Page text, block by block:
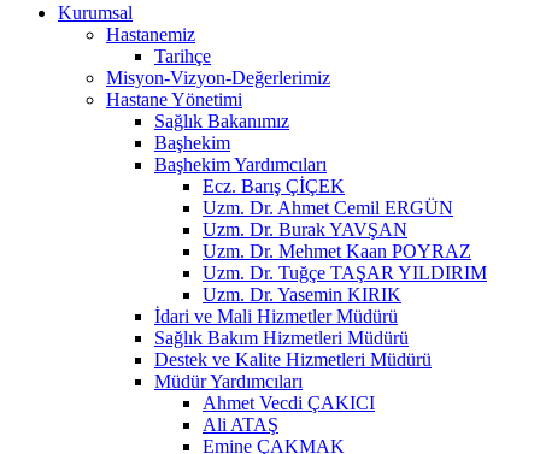
Kurumsal
Hastanemiz
Tarihçe
Misyon-Vizyon-Değerlerimiz
Hastane Yönetimi
Sağlık Bakanımız
Başhekim
Başhekim Yardımcıları
Ecz. Barış ÇİÇEK
Uzm. Dr. Ahmet Cemil ERGÜN
Uzm. Dr. Burak YAVŞAN
Uzm. Dr. Mehmet Kaan POYRAZ
Uzm. Dr. Tuğçe TAŞAR YILDIRIM
Uzm. Dr. Yasemin KIRIK
İdari ve Mali Hizmetler Müdürü
Sağlık Bakım Hizmetleri Müdürü
Destek ve Kalite Hizmetleri Müdürü
Müdür Yardımcıları
Ahmet Vecdi ÇAKICI
Ali ATAŞ
Emine ÇAKMAK